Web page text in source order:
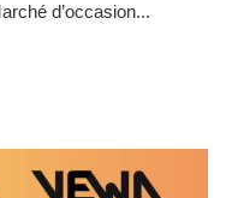
d’occasion...